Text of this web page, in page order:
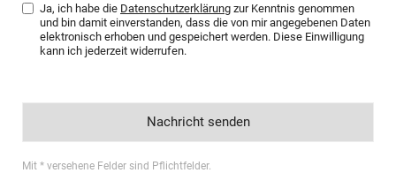
Ja, ich habe die Datenschutzerklärung zur Kenntnis genommen
und bin damit einverstanden, dass die von mir angegebenen Daten
elektronisch erhoben und gespeichert werden. Diese Einwilligung
kann ich jederzeit widerrufen.
Mit * versehene Felder sind Pflichtfelder.